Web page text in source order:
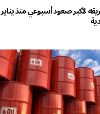
لأكبر صعود أسبوعي منذ يناير